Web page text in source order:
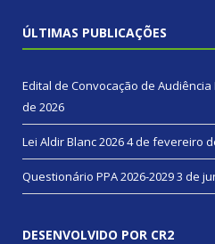
ÚLTIMAS PUBLICAÇÕES
Edital de Convocação de Audiência
de 2026
Lei Aldir Blanc 20264 de fevereiro
Questionário PPA 2026-20293 de
DESENVOLVIDO POR CR2